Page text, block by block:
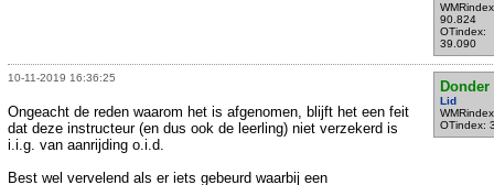
90.824
OTindex:
39.090
10-11-2019 16:36:25
Donder
Lid
OTindex:
Ongeacht de reden waarom het is afgenomen, blijft het een feit
dat deze instructeur (en dus ook de leerling) niet verzekerd is
i.i.g. van aanrijding o.i.d.
Best wel vervelend als er iets gebeurd waarbij een